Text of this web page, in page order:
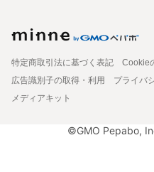
特定商取引法に基づく表記
Cookie
広告識別子の取得・利用
プライバ
メディアキット
©GMO Pepabo,